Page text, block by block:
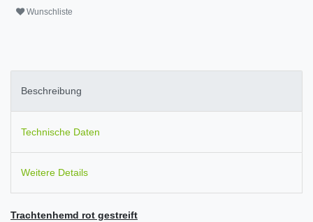
Wunschliste
Beschreibung
Technische Daten
Weitere Details
Trachtenhemd rot gestreift